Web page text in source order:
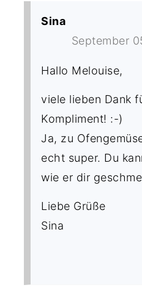
Sina
September
Hallo Melouise,
viele lieben Dank
Kompliment! :-)
Ja, zu
echt super. Du
wie er dir
Liebe Grüße
Sina